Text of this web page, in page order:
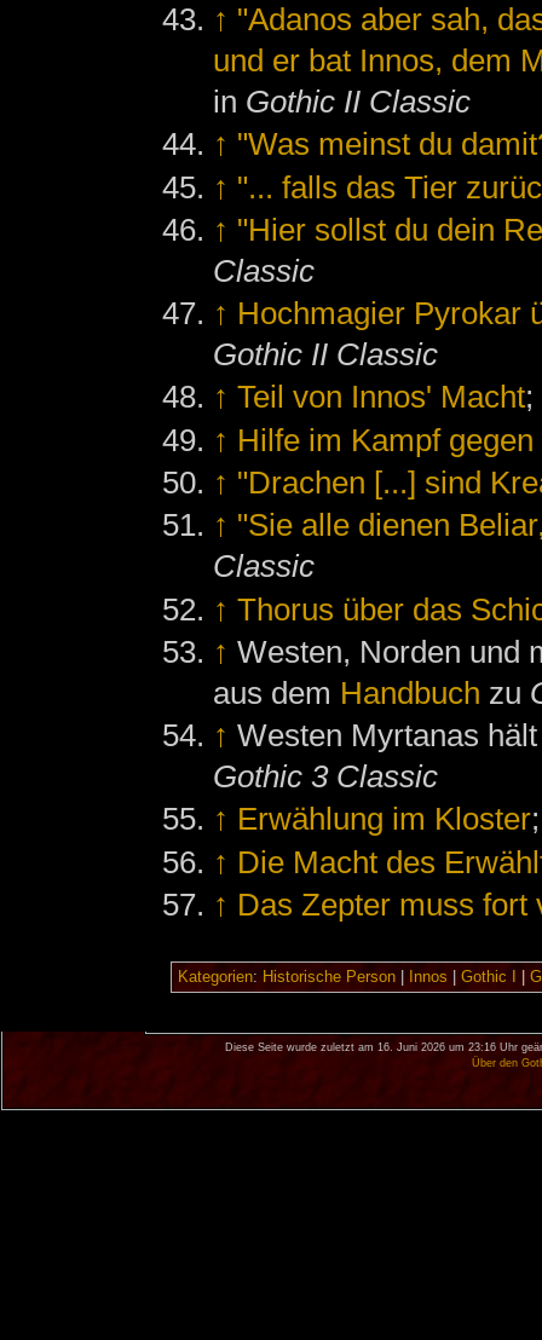
↑ "Adanos aber sah,
und er bat Innos, dem
in Gothic II Classic
↑ "Was meinst du
↑ "... falls das Tier
↑ "Hier sollst du dein
Classic
↑ Hochmagier Pyrokar
Gothic II Classic
↑ Teil von Innos' Macht
↑ Hilfe im Kampf
↑ "Drachen [...] sind
↑ "Sie alle dienen
Classic
↑ Thorus über das
↑ Westen, Norden und
aus dem Handbuch zu
↑ Westen Myrtanas
Gothic 3 Classic
↑ Erwählung im Kloster
↑ Die Macht des
↑ Das Zepter muss fort
Kategorien: Historische Person| Innos Gothic I
Diese Seite wurde zuletzt am 16. Juni 2026 um 23:16 Uhr
Über den